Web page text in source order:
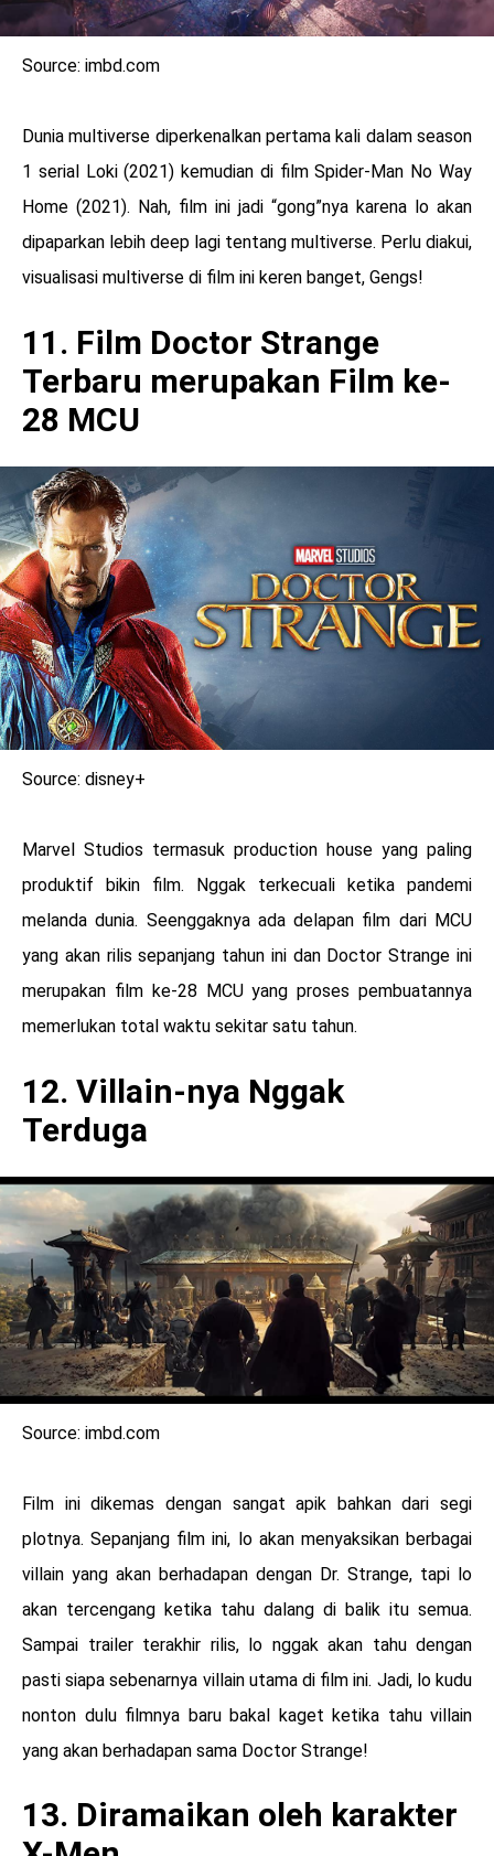
Source: imbd.com
Dunia multiverse diperkenalkan pertama kali dalam season
1 serial Loki (2021) kemudian di film Spider-Man No Way
Home (2021). Nah, film ini jadi “gong”nya karena lo akan
dipaparkan lebih deep lagi tentang multiverse. Perlu diakui,
visualisasi multiverse di film ini keren banget, Gengs!
11. Film Doctor Strange
Terbaru merupakan Film ke-
28 MCU
Source: disney+
Marvel Studios termasuk production house yang paling
produktif bikin film. Nggak terkecuali ketika pandemi
melanda dunia. Seenggaknya ada delapan film dari MCU
yang akan rilis sepanjang tahun ini dan Doctor Strange ini
merupakan film ke-28 MCU yang proses pembuatannya
memerlukan total waktu sekitar satu tahun.
12. Villain-nya Nggak
Terduga
Source: imbd.com
Film ini dikemas dengan sangat apik bahkan dari segi
plotnya. Sepanjang film ini, lo akan menyaksikan berbagai
villain yang akan berhadapan dengan Dr. Strange, tapi lo
akan tercengang ketika tahu dalang di balik itu semua.
Sampai trailer terakhir rilis, lo nggak akan tahu dengan
pasti siapa sebenarnya villain utama di film ini. Jadi, lo kudu
nonton dulu filmnya baru bakal kaget ketika tahu villain
yang akan berhadapan sama Doctor Strange!
13. Diramaikan oleh karakter